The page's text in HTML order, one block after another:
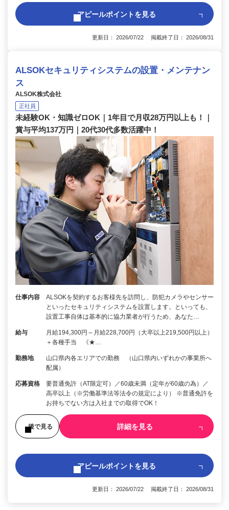
アピールポイントを見る
更新日： 2026/07/22 掲載終了日： 2026/08/31
ALSOKセキュリティシステムの設置・メンテナン
ス
ALSOK株式会社
正社員
未経験OK・知識ゼロOK｜1年目で月収28万円以上も！｜
賞与平均137万円｜20代30代多数活躍中！
仕事内容
ALSOKを契約するお客様先を訪問し、防犯カメラやセンサー
といったセキュリティシステムを設置します。といっても、
設置工事自体は基本的に協力業者が行うため、あなた…
給与
月給194,300円～月給228,700円（大卒以上219,500円以上）
＋各種手当 《★…
勤務地
山口県内各エリアでの勤務 （山口県内いずれかの事業所へ
配属）
応募資格
要普通免許（AT限定可）／60歳未満（定年が60歳の為）／
高卒以上（※労働基準法等法令の規定により） ※普通免許を
お持ちでない方は入社までの取得でOK！
後で見る 詳細を見る
アピールポイントを見る
更新日： 2026/07/22 掲載終了日： 2026/08/31